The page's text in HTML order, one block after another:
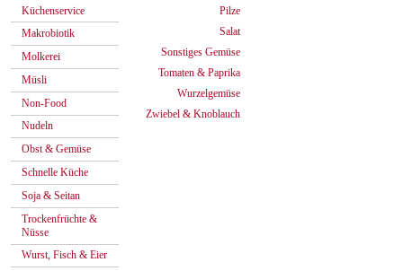
Küchenservice
Makrobiotik
Molkerei
Müsli
Non-Food
Nudeln
Obst & Gemüse
Schnelle Küche
Soja & Seitan
Trockenfrüchte &
Nüsse
Wurst, Fisch & Eier
Pilze
Salat
Sonstiges Gemüse
Tomaten & Paprika
Wurzelgemüse
Zwiebel & Knoblauch